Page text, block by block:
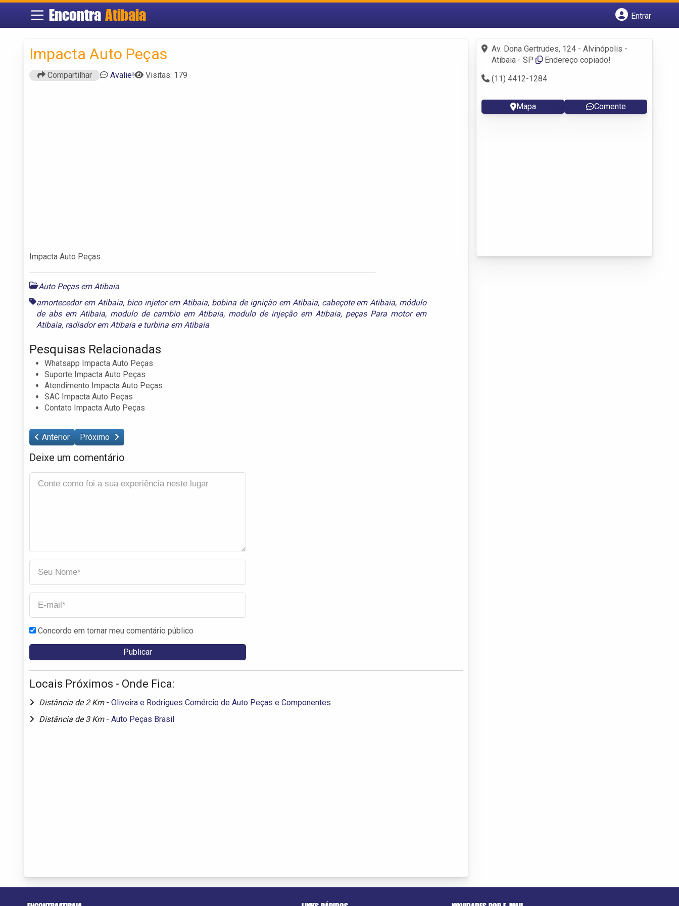
EncontraAtibaia
Entrar
Fazer login
Criar conta
Impacta Auto Peças
Compartilhar Avalie! Visitas: 179
Impacta Auto Peças
Auto Peças em Atibaia
amortecedor em Atibaia, bico injetor em Atibaia, bobina de ignição em Atibaia, cabeçote em Atibaia, módulo
de abs em Atibaia, modulo de cambio em Atibaia, modulo de injeção em Atibaia, peças Para motor em
Atibaia, radiador em Atibaia e turbina em Atibaia
Pesquisas Relacionadas
Whatsapp Impacta Auto Peças
Suporte Impacta Auto Peças
Atendimento Impacta Auto Peças
SAC Impacta Auto Peças
Contato Impacta Auto Peças
Anterior Próximo
Deixe um comentário
Concordo em tornar meu comentário público
Locais Próximos - Onde Fica:
Distância de 2 Km - Oliveira e Rodrigues Comércio de Auto Peças e Componentes
Distância de 3 Km - Auto Peças Brasil
Av. Dona Gertrudes, 124 - Alvinópolis -
Atibaia - SP
Endereço copiado!
(11) 4412-1284
Mapa Comente